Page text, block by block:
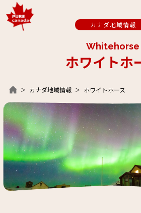
Whitehorse
ホワイトホ
カナダ地域情報 ホワイトホース
カナダ地域情報